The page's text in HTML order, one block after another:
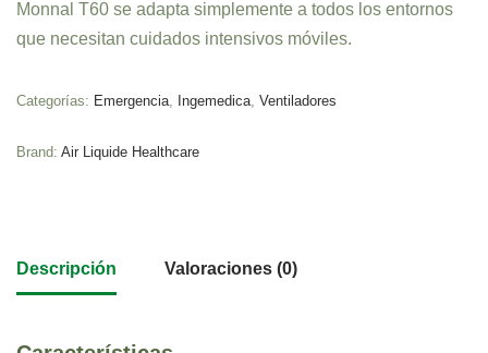
Monnal T60 se adapta simplemente a todos los entornos
que necesitan cuidados intensivos móviles.
Categorías: Emergencia, Ingemedica, Ventiladores
Brand: Air Liquide Healthcare
Descripción Valoraciones (0)